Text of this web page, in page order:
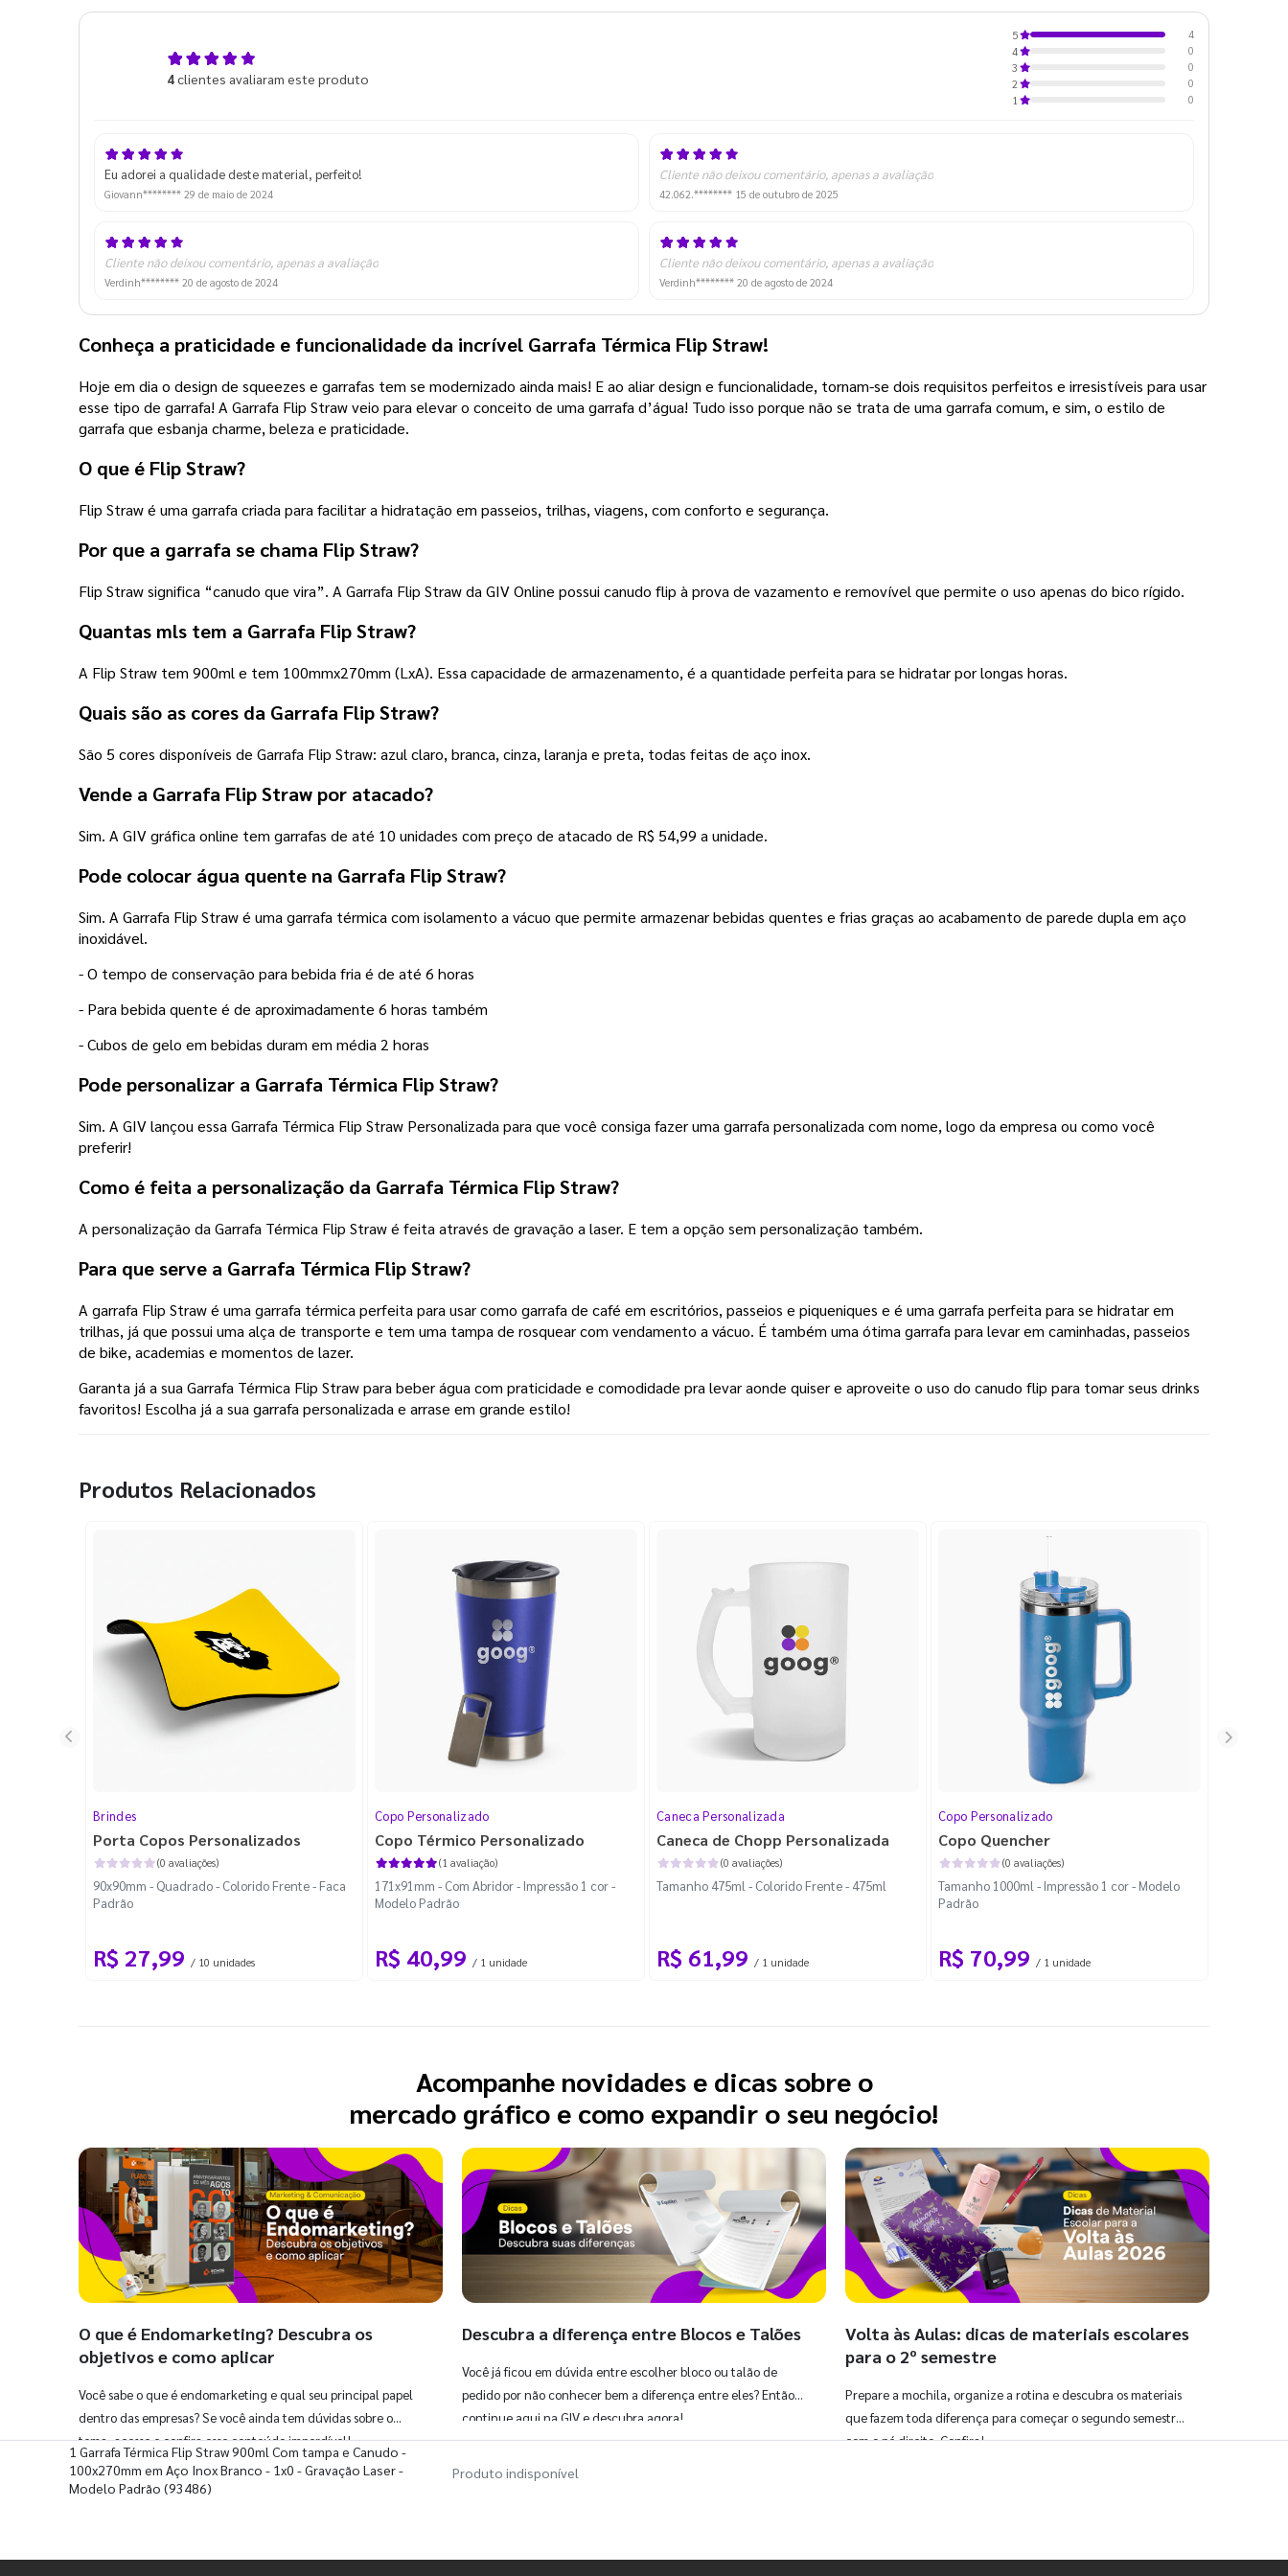
4clientes avaliaram este produto
5
4
4
0
3
0
2
0
1
0
Eu adorei a qualidade deste material, perfeito!
Giovann******** 29 de maio de 2024
Cliente não deixou comentário, apenas a avaliação
42.062.******** 15 de outubro de 2025
Cliente não deixou comentário, apenas a avaliação
Verdinh******** 20 de agosto de 2024
Cliente não deixou comentário, apenas a avaliação
Verdinh******** 20 de agosto de 2024
Conheça a praticidade e funcionalidade da incrível Garrafa Térmica Flip Straw!
Hoje em dia o design de squeezes e garrafas tem se modernizado ainda mais! E ao aliar design e funcionalidade, tornam-se dois requisitos perfeitos e irresistíveis para usar
esse tipo de garrafa! A Garrafa Flip Straw veio para elevar o conceito de uma garrafa d’água! Tudo isso porque não se trata de uma garrafa comum, e sim, o estilo de
garrafa que esbanja charme, beleza e praticidade.
O que é Flip Straw?
Flip Straw é uma garrafa criada para facilitar a hidratação em passeios, trilhas, viagens, com conforto e segurança.
Por que a garrafa se chama Flip Straw?
Flip Straw significa “canudo que vira”. A Garrafa Flip Straw da GIV Online possui canudo flip à prova de vazamento e removível que permite o uso apenas do bico rígido.
Quantas mls tem a Garrafa Flip Straw?
A Flip Straw tem 900ml e tem 100mmx270mm (LxA). Essa capacidade de armazenamento, é a quantidade perfeita para se hidratar por longas horas.
Quais são as cores da Garrafa Flip Straw?
São 5 cores disponíveis de Garrafa Flip Straw: azul claro, branca, cinza, laranja e preta, todas feitas de aço inox.
Vende a Garrafa Flip Straw por atacado?
Sim. A GIV gráfica online tem garrafas de até 10 unidades com preço de atacado de R$ 54,99 a unidade.
Pode colocar água quente na Garrafa Flip Straw?
Sim. A Garrafa Flip Straw é uma garrafa térmica com isolamento a vácuo que permite armazenar bebidas quentes e frias graças ao acabamento de parede dupla em aço
inoxidável.
- O tempo de conservação para bebida fria é de até 6 horas
- Para bebida quente é de aproximadamente 6 horas também
- Cubos de gelo em bebidas duram em média 2 horas
Pode personalizar a Garrafa Térmica Flip Straw?
Sim. A GIV lançou essa Garrafa Térmica Flip Straw Personalizada para que você consiga fazer uma garrafa personalizada com nome, logo da empresa ou como você
preferir!
Como é feita a personalização da Garrafa Térmica Flip Straw?
A personalização da Garrafa Térmica Flip Straw é feita através de gravação a laser. E tem a opção sem personalização também.
Para que serve a Garrafa Térmica Flip Straw?
A garrafa Flip Straw é uma garrafa térmica perfeita para usar como garrafa de café em escritórios, passeios e piqueniques e é uma garrafa perfeita para se hidratar em
trilhas, já que possui uma alça de transporte e tem uma tampa de rosquear com vendamento a vácuo. É também uma ótima garrafa para levar em caminhadas, passeios
de bike, academias e momentos de lazer.
Garanta já a sua Garrafa Térmica Flip Straw para beber água com praticidade e comodidade pra levar aonde quiser e aproveite o uso do canudo flip para tomar seus drinks
favoritos! Escolha já a sua garrafa personalizada e arrase em grande estilo!
Produtos Relacionados
Brindes
Porta Copos Personalizados
(0 avaliações)
90x90mm - Quadrado - Colorido Frente - Faca
Padrão
R$ 27,99 / 10 unidades
Copo Personalizado
Copo Térmico Personalizado
(1 avaliação)
171x91mm - Com Abridor - Impressão 1 cor -
Modelo Padrão
R$ 40,99 / 1 unidade
Caneca Personalizada
Caneca de Chopp Personalizada
(0 avaliações)
Tamanho 475ml - Colorido Frente - 475ml
R$ 61,99 / 1 unidade
Copo Personalizado
Copo Quencher
(0 avaliações)
Tamanho 1000ml - Impressão 1 cor - Modelo
Padrão
R$ 70,99 / 1 unidade
Acompanhe novidades e dicas sobre o
mercado gráfico e como expandir o seu negócio!
O que é Endomarketing? Descubra os
objetivos e como aplicar
Você sabe o que é endomarketing e qual seu principal papel
dentro das empresas? Se você ainda tem dúvidas sobre o
tema, acesse e confira esse conteúdo imperdível!
Descubra a diferença entre Blocos e Talões
Você já ficou em dúvida entre escolher bloco ou talão de
pedido por não conhecer bem a diferença entre eles? Então,
continue aqui na GIV e descubra agora!
Volta às Aulas: dicas de materiais escolares
para o 2º semestre
Prepare a mochila, organize a rotina e descubra os materiais
que fazem toda diferença para começar o segundo semestre
com o pé direito. Confira!
1 Garrafa Térmica Flip Straw 900ml Com tampa e Canudo -
100x270mm em Aço Inox Branco - 1x0 - Gravação Laser -
Modelo Padrão (93486)
Produto indisponível